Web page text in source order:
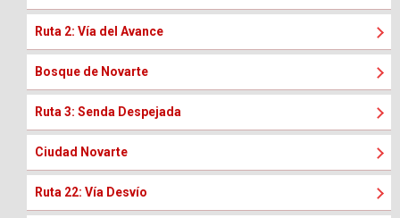
Ruta 2: Vía del Avance
Bosque de Novarte
Ruta 3: Senda Despejada
Ciudad Novarte
Ruta 22: Vía Desvío